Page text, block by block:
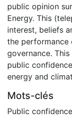
public opinion
Energy. This
interest, beliefs
the performance
governance.
public
energy and
Mots-clés
Public confidence